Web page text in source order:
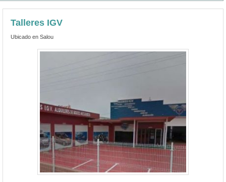
Talleres IGV
Ubicado en Salou